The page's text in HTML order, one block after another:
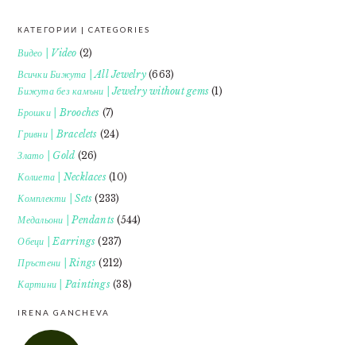
FOOTER
КАТЕГОРИИ | CATEGORIES
Видео | Video (2)
Всички Бижута | All Jewelry(663)
Бижута без камъни | Jewelry without gems (1)
Брошки | Brooches (7)
Гривни | Bracelets (24)
Злато | Gold (26)
Колиета | Necklaces(10)
Комплекти | Sets (233)
Медальони | Pendants (544)
Обеци | Earrings (237)
Пръстени | Rings (212)
Картини | Paintings(38)
IRENA GANCHEVA